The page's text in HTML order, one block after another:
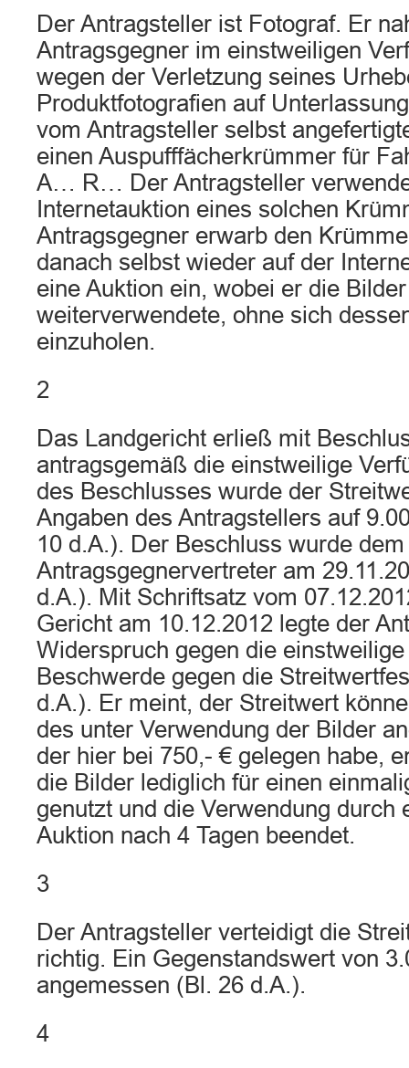
Der Antragsteller ist Fotograf. Er
Antragsgegner im einstweiligen
wegen der Verletzung seines
Produktfotografien auf
vom Antragsteller selbst
einen Auspufffächerkrümmer für
A… R… Der Antragsteller
Internetauktion eines solchen
Antragsgegner erwarb den
danach selbst wieder auf der
eine Auktion ein, wobei er die
weiterverwendete, ohne sich
einzuholen.
2
Das Landgericht erließ mit
antragsgemäß die einstweilige
des Beschlusses wurde der
Angaben des Antragstellers auf
10 d.A.). Der Beschluss wurde dem
Antragsgegnervertreter am
d.A.). Mit Schriftsatz vom
Gericht am 10.12.2012 legte der
Widerspruch gegen die
Beschwerde gegen die
d.A.). Er meint, der Streitwert
des unter Verwendung der Bilder
der hier bei 750,- € gelegen habe,
die Bilder lediglich für einen
genutzt und die Verwendung durch
Auktion nach 4 Tagen beendet.
3
Der Antragsteller verteidigt die
richtig. Ein Gegenstandswert von
angemessen (Bl. 26 d.A.).
4